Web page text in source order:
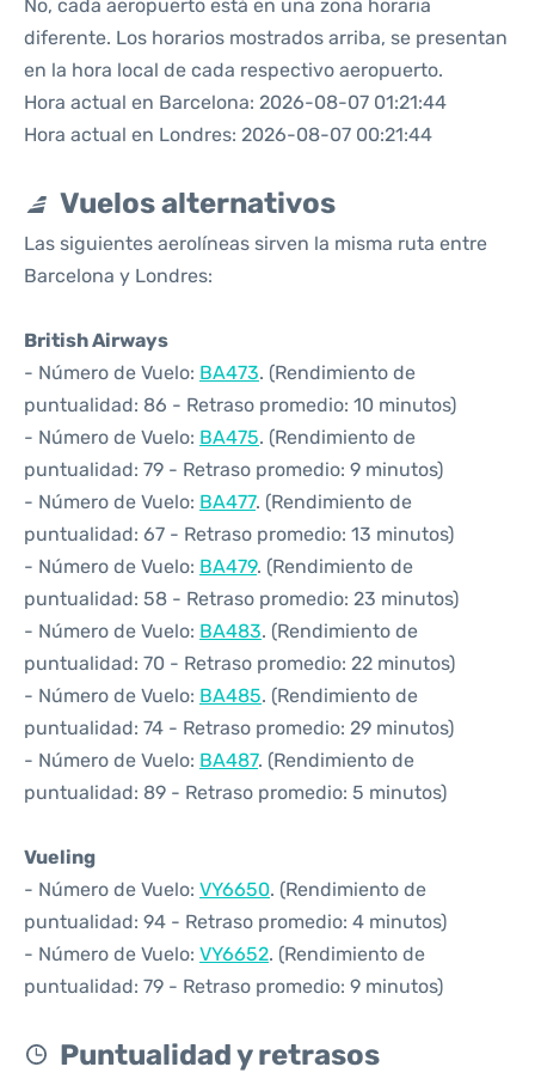
No, cada aeropuerto está en una zona horaria
diferente. Los horarios mostrados arriba, se presentan
en la hora local de cada respectivo aeropuerto.
Hora actual en Barcelona: 2026-08-07 01:21:44
Hora actual en Londres: 2026-08-07 00:21:44
Vuelos alternativos
Las siguientes aerolíneas sirven la misma ruta entre
Barcelona y Londres:
British Airways
- Número de Vuelo: BA473. (Rendimiento de
puntualidad: 86 - Retraso promedio: 10 minutos)
- Número de Vuelo: BA475. (Rendimiento de
puntualidad: 79 - Retraso promedio: 9 minutos)
- Número de Vuelo: BA477. (Rendimiento de
puntualidad: 67 - Retraso promedio: 13 minutos)
- Número de Vuelo: BA479. (Rendimiento de
puntualidad: 58 - Retraso promedio: 23 minutos)
- Número de Vuelo: BA483. (Rendimiento de
puntualidad: 70 - Retraso promedio: 22 minutos)
- Número de Vuelo: BA485. (Rendimiento de
puntualidad: 74 - Retraso promedio: 29 minutos)
- Número de Vuelo: BA487. (Rendimiento de
puntualidad: 89 - Retraso promedio: 5 minutos)
Vueling
- Número de Vuelo: VY6650. (Rendimiento de
puntualidad: 94 - Retraso promedio: 4 minutos)
- Número de Vuelo: VY6652. (Rendimiento de
puntualidad: 79 - Retraso promedio: 9 minutos)
Puntualidad y retrasos